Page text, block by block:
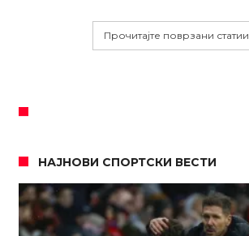
Прочитајте поврзани статии
НАЈНОВИ СПОРТСКИ ВЕСТИ